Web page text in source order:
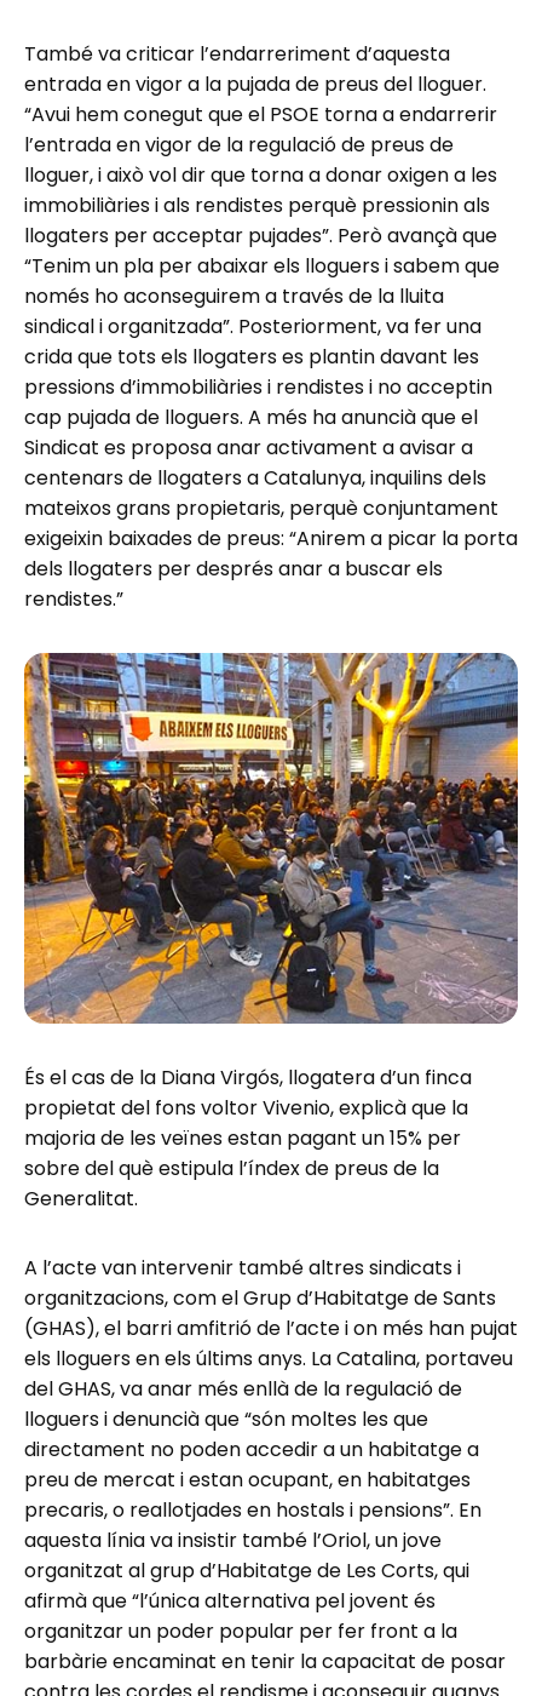
També va criticar l’endarreriment d’aquesta
entrada en vigor a la pujada de preus del lloguer.
“Avui hem conegut que el PSOE torna a endarrerir
l’entrada en vigor de la regulació de preus de
lloguer, i això vol dir que torna a donar oxigen a les
immobiliàries i als rendistes perquè pressionin als
llogaters per acceptar pujades”. Però avançà que
“Tenim un pla per abaixar els lloguers i sabem que
només ho aconseguirem a través de la lluita
sindical i organitzada”. Posteriorment, va fer una
crida que tots els llogaters es plantin davant les
pressions d’immobiliàries i rendistes i no acceptin
cap pujada de lloguers. A més ha anuncià que el
Sindicat es proposa anar activament a avisar a
centenars de llogaters a Catalunya, inquilins dels
mateixos grans propietaris, perquè conjuntament
exigeixin baixades de preus: “Anirem a picar la porta
dels llogaters per després anar a buscar els
rendistes.”
És el cas de la Diana Virgós, llogatera d’un finca
propietat del fons voltor Vivenio, explicà que la
majoria de les veïnes estan pagant un 15% per
sobre del què estipula l’índex de preus de la
Generalitat.
A l’acte van intervenir també altres sindicats i
organitzacions, com el Grup d’Habitatge de Sants
(GHAS), el barri amfitrió de l’acte i on més han pujat
els lloguers en els últims anys. La Catalina, portaveu
del GHAS, va anar més enllà de la regulació de
lloguers i denuncià que “són moltes les que
directament no poden accedir a un habitatge a
preu de mercat i estan ocupant, en habitatges
precaris, o reallotjades en hostals i pensions”. En
aquesta línia va insistir també l’Oriol, un jove
organitzat al grup d’Habitatge de Les Corts, qui
afirmà que “l’única alternativa pel jovent és
organitzar un poder popular per fer front a la
barbàrie encaminat en tenir la capacitat de posar